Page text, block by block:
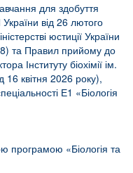
для здобуття
від 26 лютого
юстиції України
та Правил прийому до
Інституту біохімії ім.
квітня 2026 року),
Е1 «Біологія
програмою «Біологія та